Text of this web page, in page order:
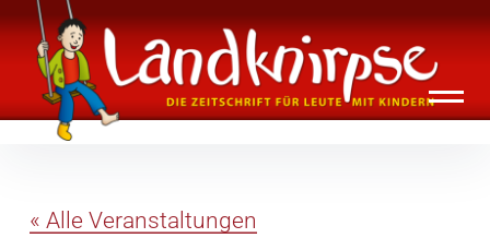
Inhalte
überspringen
Landknirpse – Die Zeitschrift für Leute
mit Kindern
« Alle Veranstaltungen